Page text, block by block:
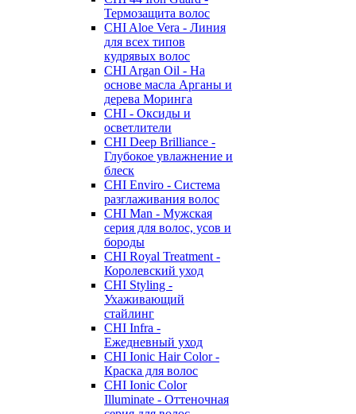
Термозащита волос
CHI Aloe Vera - Линия
для всех типов
кудрявых волос
CHI Argan Oil - На
основе масла Арганы и
дерева Моринга
CHI - Оксиды и
осветлители
CHI Deep Brilliance -
Глубокое увлажнение и
блеск
CHI Enviro - Система
разглаживания волос
CHI Man - Мужская
серия для волос, усов и
бороды
CHI Royal Treatment -
Королевский уход
CHI Styling -
Ухаживающий
стайлинг
CHI Infra -
Ежедневный уход
CHI Ionic Hair Color -
Краска для волос
CHI Ionic Color
Illuminate - Оттеночная